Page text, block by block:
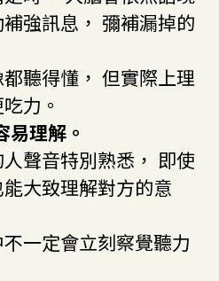
強訊息， 彌補漏掉的
聽得懂， 但實際上理
力。
易理解。
聲音特別熟悉， 即使
大致理解對方的意
一定會立刻察覺聽力